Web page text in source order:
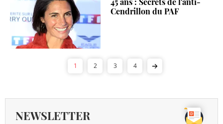
Cendrillon du PAF
1 2 3 4
NEWSLETTER